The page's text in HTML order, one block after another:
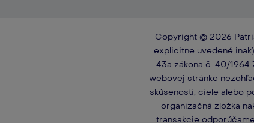
Copyright © 2026
explicitne uvedené
43a zákona č. 40/1964
webovej stránke
skúsenosti, ciele alebo
organizačná zložka
transakcie